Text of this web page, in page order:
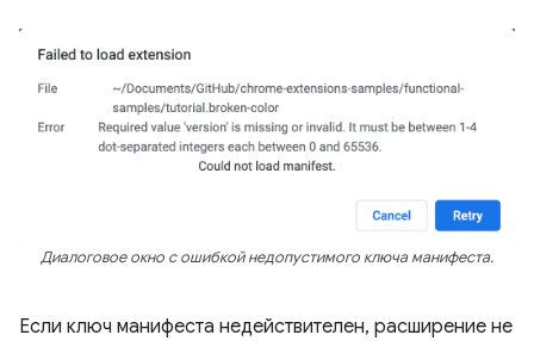
Диалоговое окно с ошибкой недопустимого ключа манифеста.
Если ключ манифеста недействителен, расширение не